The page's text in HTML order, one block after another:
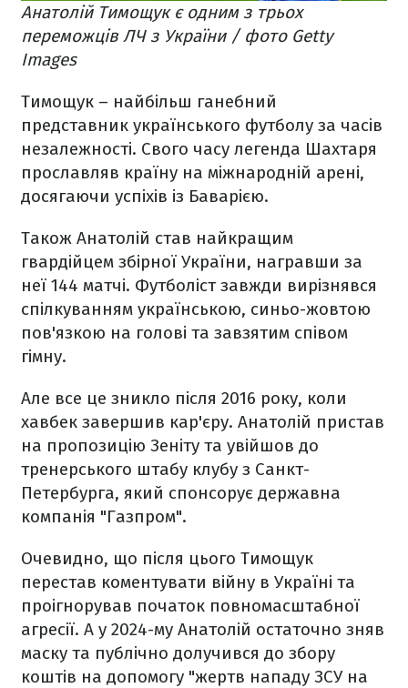
Анатолій Тимощук є одним з трьох
переможців ЛЧ з України / фото Getty
Images
Тимощук – найбільш ганебний
представник українського футболу за часів
незалежності. Свого часу легенда Шахтаря
прославляв країну на міжнародній арені,
досягаючи успіхів із Баварією.
Також Анатолій став найкращим
гвардійцем збірної України, награвши за
неї 144 матчі. Футболіст завжди вирізнявся
спілкуванням українською, синьо-жовтою
пов'язкою на голові та завзятим співом
гімну.
Але все це зникло після 2016 року, коли
хавбек завершив кар'єру. Анатолій пристав
на пропозицію Зеніту та увійшов до
тренерського штабу клубу з Санкт-
Петербурга, який спонсорує державна
компанія "Газпром".
Очевидно, що після цього Тимощук
перестав коментувати війну в Україні та
проігнорував початок повномасштабної
агресії. А у 2024-му Анатолій остаточно зняв
маску та публічно долучився до збору
коштів на допомогу "жертв нападу ЗСУ на